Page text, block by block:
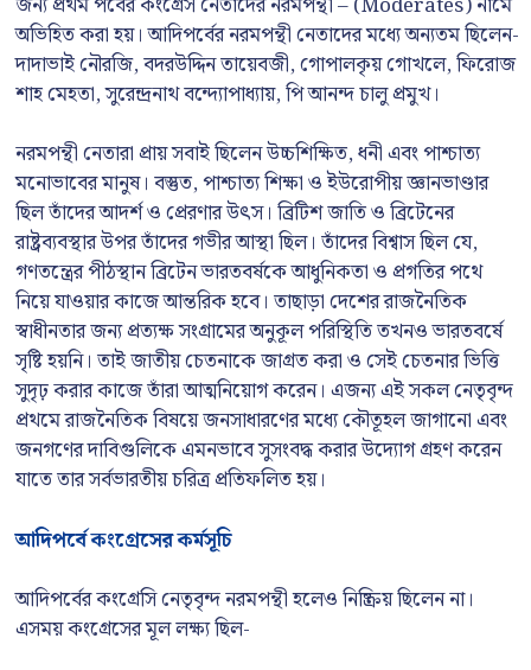
অভিহিত করা হয়। আদিপর্বের নরমপন্থী নেতাদের মধ্যে অন্যতম ছিলেন-
দাদাভাই নৌরজি, বদরউদ্দিন তায়েবজী, গোপালকৃয় গোখলে, ফিরোজ
শাহ মেহতা, সুরেন্দ্রনাথ বন্দ্যোপাধ্যায়, পি আনন্দ চালু প্রমুখ।
নরমপন্থী নেতারা প্রায় সবাই ছিলেন উচ্চশিক্ষিত, ধনী এবং পাশ্চাত্য
মনোভাবের মানুষ। বস্তুত, পাশ্চাত্য শিক্ষা ও ইউরোপীয় জ্ঞানভাণ্ডার
ছিল তাঁদের আদর্শ ও প্রেরণার উৎস। ব্রিটিশ জাতি ও ব্রিটেনের
রাষ্ট্রব্যবস্থার উপর তাঁদের গভীর আস্থা ছিল। তাঁদের বিশ্বাস ছিল যে,
গণতন্ত্রের পীঠস্থান ব্রিটেন ভারতবর্ষকে আধুনিকতা ও প্রগতির পথে
নিয়ে যাওয়ার কাজে আন্তরিক হবে। তাছাড়া দেশের রাজনৈতিক
স্বাধীনতার জন্য প্রত্যক্ষ সংগ্রামের অনুকূল পরিস্থিতি তখনও ভারতবর্ষে
সৃষ্টি হয়নি। তাই জাতীয় চেতনাকে জাগ্রত করা ও সেই চেতনার ভিত্তি
সুদৃঢ় করার কাজে তাঁরা আত্মনিয়োগ করেন। এজন্য এই সকল নেতৃবৃন্দ
প্রথমে রাজনৈতিক বিষয়ে জনসাধারণের মধ্যে কৌতূহল জাগানো এবং
জনগণের দাবিগুলিকে এমনভাবে সুসংবদ্ধ করার উদ্যোগ গ্রহণ করেন
যাতে তার সর্বভারতীয় চরিত্র প্রতিফলিত হয়।
আদিপর্বে কংগ্রেসের কর্মসূচি
আদিপর্বের কংগ্রেসি নেতৃবৃন্দ নরমপন্থী হলেও নিষ্ক্রিয় ছিলেন না।
এসময় কংগ্রেসের মূল লক্ষ্য ছিল-